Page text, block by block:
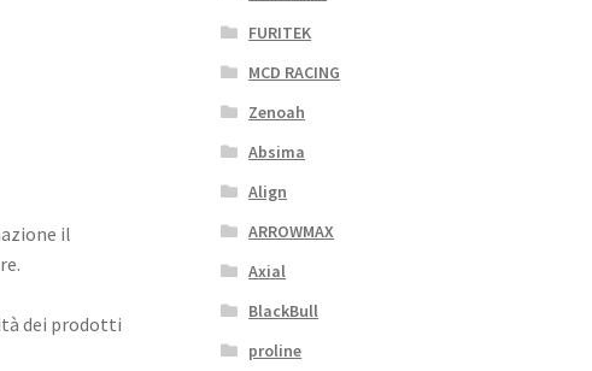
il
dei prodotti
FURITEK
MCD RACING
Zenoah
Absima
Align
ARROWMAX
Axial
BlackBull
proline